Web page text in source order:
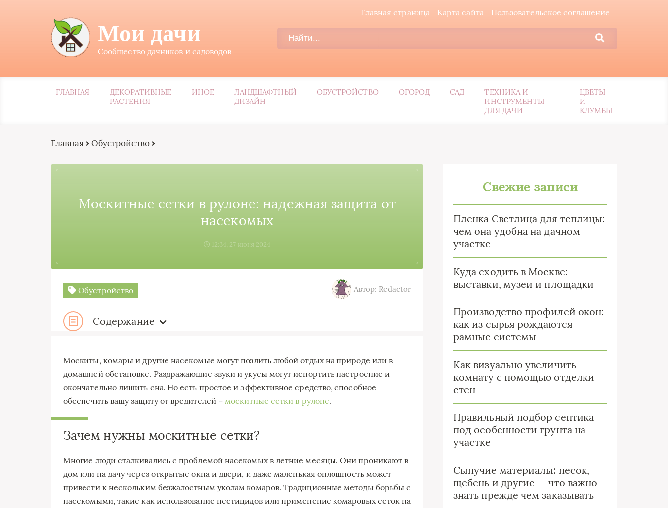
Главная страница Карта сайта Пользовательское соглашение
Мои дачи
Сообщество дачников и садоводов
ГЛАВНАЯ
ДЕКОРАТИВНЫЕ
РАСТЕНИЯ
ИНОЕ
ЛАНДШАФТНЫЙ
ДИЗАЙН
ОБУСТРОЙСТВО ОГОРОД САД
ТЕХНИКА И
ИНСТРУМЕНТЫ
ДЛЯ ДАЧИ
ЦВЕТЫ
И
КЛУМБЫ
Главная Обустройство
Москитные сетки в рулоне: надежная защита от
насекомых
12:34, 27 июня 2024
Обустройство Автор: Redactor
Содержание
Москиты, комары и другие насекомые могут позлить любой отдых на природе или в
домашней обстановке. Раздражающие звуки и укусы могут испортить настроение и
окончательно лишить сна. Но есть простое и эффективное средство, способное
обеспечить вашу защиту от вредителей – москитные сетки в рулоне.
Зачем нужны москитные сетки?
Многие люди сталкивались с проблемой насекомых в летние месяцы. Они проникают в
дом или на дачу через открытые окна и двери, и даже маленькая оплошность может
привести к нескольким безжалостным уколам комаров. Традиционные методы борьбы с
насекомыми, такие как использование пестицидов или применение комаровых сеток на
Свежие записи
Пленка Светлица для теплицы:
чем она удобна на дачном
участке
Куда сходить в Москве:
выставки, музеи и площадки
Производство профилей окон:
как из сырья рождаются
рамные системы
Как визуально увеличить
комнату с помощью отделки
стен
Правильный подбор септика
под особенности грунта на
участке
Сыпучие материалы: песок,
щебень и другие — что важно
знать прежде чем заказывать